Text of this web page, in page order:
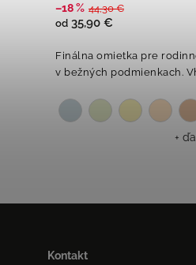
–18 % 44,30 €
od 35,90 €
Finálna omietka pre
v bežných podmienkach.
+
Kontakt